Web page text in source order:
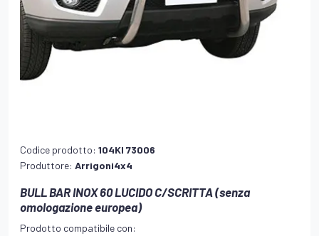
Codice prodotto: 104KI 73006
Produttore: Arrigoni4x4
BULL BAR INOX 60 LUCIDO C/SCRITTA (senza
omologazione europea)
Prodotto compatibile con: